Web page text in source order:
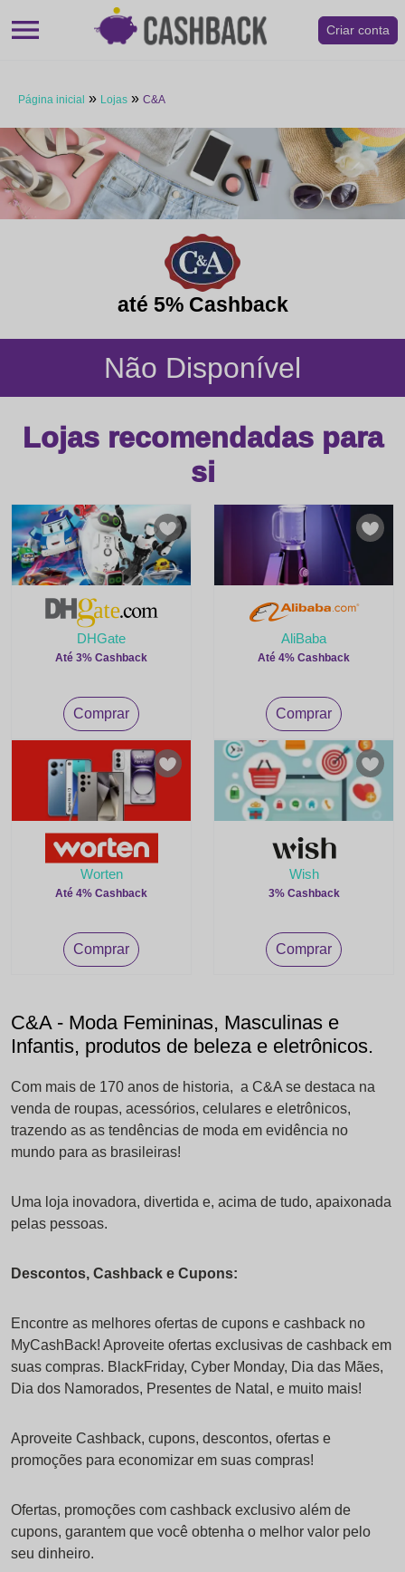
menu Criar conta
Página inicial » Lojas » C&A
até 5% Cashback
Não Disponível
Lojas recomendadas para
si
DHGate
Até 3% Cashback
Comprar
AliBaba
Até 4% Cashback
Comprar
Worten
Até 4% Cashback
Comprar
Wish
3% Cashback
Comprar
C&A - Moda Femininas, Masculinas e
Infantis, produtos de beleza e eletrônicos.
Com mais de 170 anos de historia, a C&A se destaca na
venda de roupas, acessórios, celulares e eletrônicos,
trazendo as as tendências de moda em evidência no
mundo para as brasileiras!
Uma loja inovadora, divertida e, acima de tudo, apaixonada
pelas pessoas.
Descontos, Cashback e Cupons:
Encontre as melhores ofertas de cupons e cashback no
MyCashBack! Aproveite ofertas exclusivas de cashback em
suas compras. BlackFriday, Cyber Monday, Dia das Mães,
Dia dos Namorados, Presentes de Natal, e muito mais!
Aproveite Cashback, cupons, descontos, ofertas e
promoções para economizar em suas compras!
Ofertas, promoções com cashback exclusivo além de
cupons, garantem que você obtenha o melhor valor pelo
seu dinheiro.